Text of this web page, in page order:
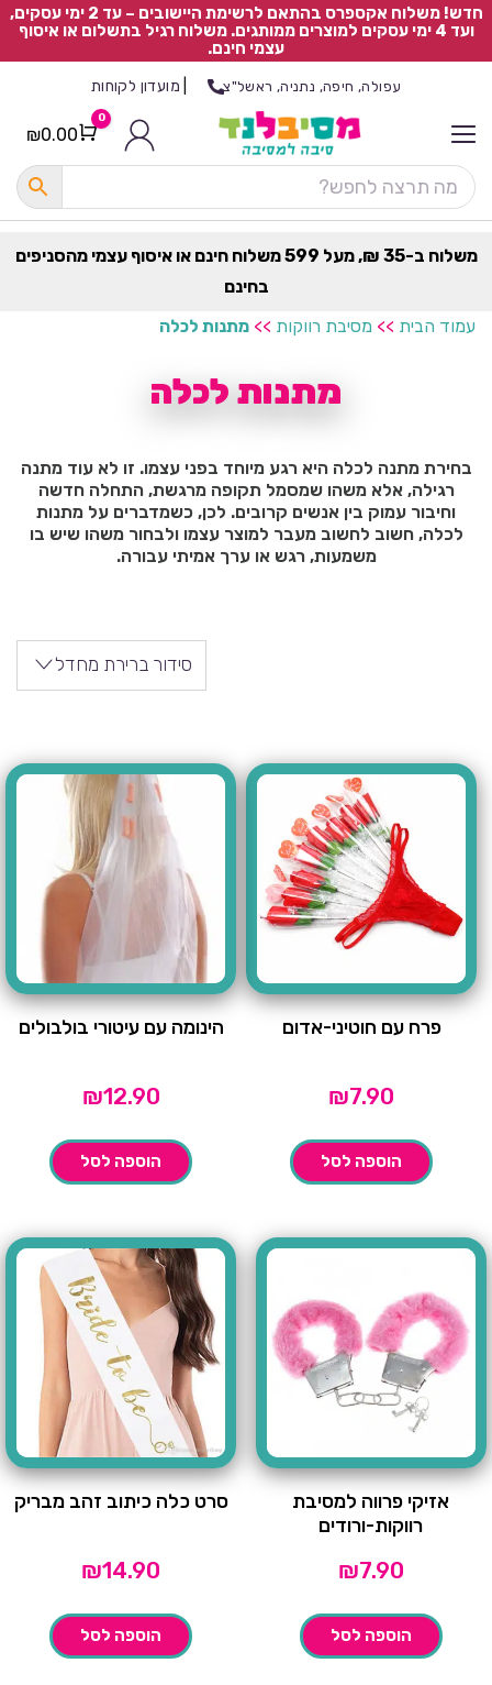
חדש! משלוח אקספרס בהתאם לרשימת היישובים – עד 2 ימי עסקים,
ועד 4 ימי עסקים למוצרים ממותגים. משלוח רגיל בתשלום או איסוף
עצמי חינם.
עפולה, חיפה, נתניה, ראשל"צ מועדון לקוחות
Cart
0
₪0.00
משלוח ב-35 ₪, מעל 599 משלוח חינם או איסוף עצמי מהסניפים
בחינם
עמוד הבית >> מסיבת רווקות >> מתנות לכלה
מתנות לכלה
בחירת מתנה לכלה היא רגע מיוחד בפני עצמו. זו לא עוד מתנה
רגילה, אלא משהו שמסמל תקופה מרגשת, התחלה חדשה
וחיבור עמוק בין אנשים קרובים. לכן, כשמדברים על מתנות
לכלה, חשוב לחשוב מעבר למוצר עצמו ולבחור משהו שיש בו
משמעות, רגש או ערך אמיתי עבורה.
סידור ברירת מחדל
פרח עם חוטיני-אדום
₪7.90
הוספה לסל
הינומה עם עיטורי בולבולים
₪12.90
הוספה לסל
אזיקי פרווה למסיבת
רווקות-ורודים
₪7.90
הוספה לסל
סרט כלה כיתוב זהב מבריק
₪14.90
הוספה לסל